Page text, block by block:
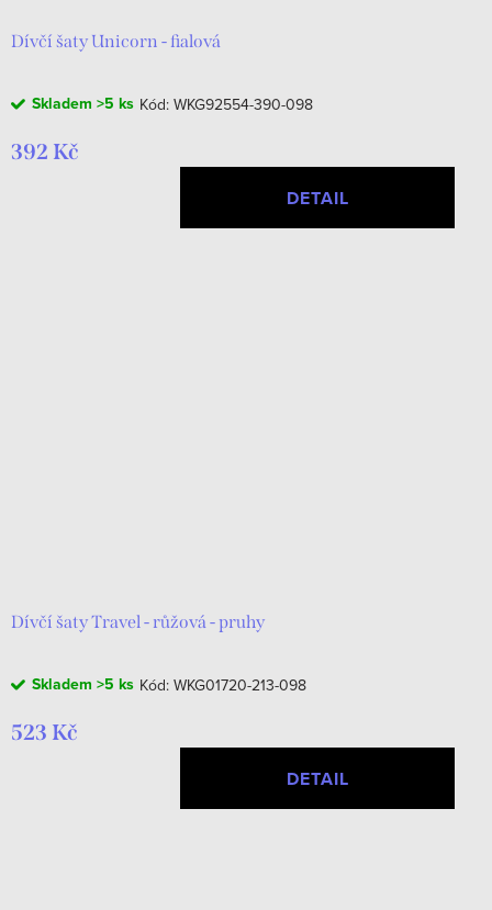
Dívčí šaty Unicorn - fialová
Skladem >5 ks Kód: WKG92554-390-098
392 Kč
DETAIL
Dívčí šaty Travel - růžová - pruhy
Skladem >5 ks Kód: WKG01720-213-098
523 Kč
DETAIL